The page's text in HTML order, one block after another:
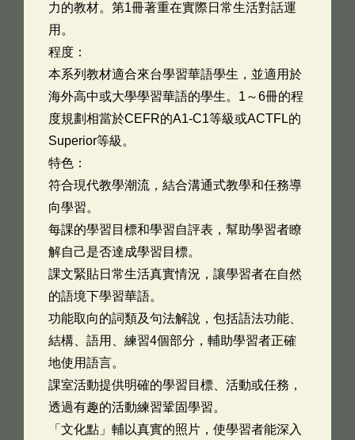
力的教材。第1冊著重在實際日常生活對話運
用。
程度：
本系列教材適合來台學習華語學生，並適用於
海外高中或大學學習華語的學生。1～6冊的程
度規劃相當於CEFR的A1-C1等級或ACTFL的
Superior等級。
特色：
符合現代教學潮流，結合溝通式教學和任務導
向學習。
每課的學習目標和學習自評表，幫助學習者瞭
解自己是否達成學習目標。
課文緊貼日常生活真實情況，讓學習者在自然
的語境下學習華語。
功能取向的詞類及句法解說，包括語法功能、
結構、語用、練習4個部分，輔助學習者正確
地使用語言。
課室活動提供明確的學習目標、活動或任務，
透過有趣的活動練習鞏固學習。
「文化點」輔以真實的照片，使學習者能深入